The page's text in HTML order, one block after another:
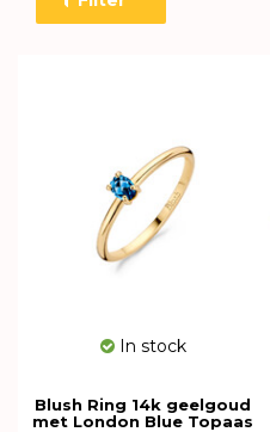
In stock
Blush Ring 14k geelgoud
met London Blue Topaas